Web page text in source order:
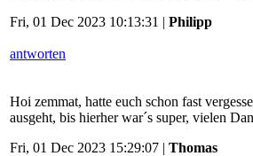
Fri, 01 Dec 2023 10:13:31 | Philipp
antworten
Hoi zemmat, hatte euch schon fast
ausgeht, bis hierher war´s super, vielen
Fri, 01 Dec 2023 15:29:07 | Thomas